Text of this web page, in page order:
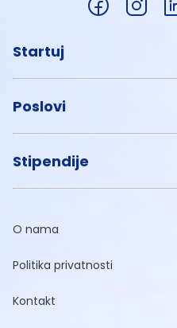
Startuj
Poslovi
Stipendije
O nama
Politika privatnosti
Kontakt